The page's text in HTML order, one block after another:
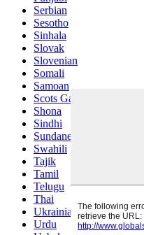
Serbian
Sesotho
Sinhala
Slovak
Slovenian
Somali
Samoan
Scots Gaelic
Shona
Sindhi
Sundanese
Swahili
Tajik
Tamil
Telugu
Thai
Ukrainian
Urdu